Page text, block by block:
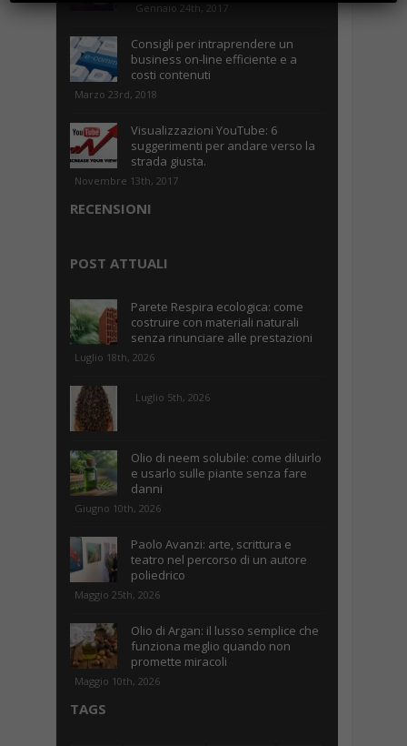
Gennaio 24th, 2017
Consigli per intraprendere un
business on-line efficiente e a
costi contenuti
Marzo 23rd, 2018
Visualizzazioni YouTube: 6
suggerimenti per andare verso la
strada giusta.
Novembre 13th, 2017
RECENSIONI
POST ATTUALI
Parete Respira ecologica: come
costruire con materiali naturali
senza rinunciare alle prestazioni
Luglio 18th, 2026
Luglio 5th, 2026
Olio di neem solubile: come diluirlo
e usarlo sulle piante senza fare
danni
Giugno 10th, 2026
Paolo Avanzi: arte, scrittura e
teatro nel percorso di un autore
poliedrico
Maggio 25th, 2026
Olio di Argan: il lusso semplice che
funziona meglio quando non
promette miracoli
Maggio 10th, 2026
TAGS